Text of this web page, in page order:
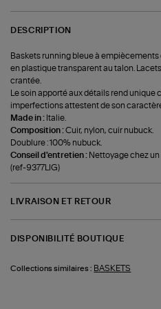
DESCRIPTION
Baskets running bleue à
en plastique transparent au talon.
crantée.
Le soin apporté aux détails rend
imperfections attestent de son
Made in : Italie.
Composition :Cuir, nylon, cuir nubuck.
Doublure : 100% nubuck.
Conseil d'entretien : Nettoyage chez
(ref-9377LIG)
LIVRAISON ET RETOUR
DISPONIBILITÉ BOUTIQUE
Collections similaires : BASKETS